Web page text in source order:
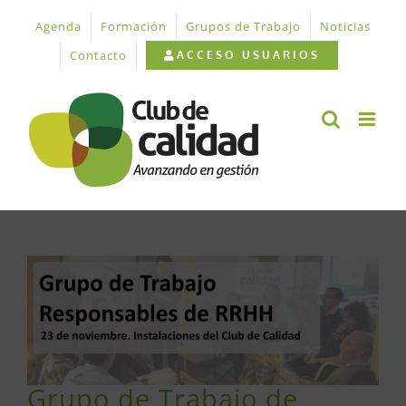
contenido
Agenda Formación Grupos de Trabajo
Noticias
Contacto
ACCESO USUARIOS
imagen
más
grande
Grupo de Trabajo de